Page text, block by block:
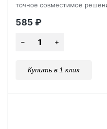
точное совместимое
585 ₽
Купить в 1 клик